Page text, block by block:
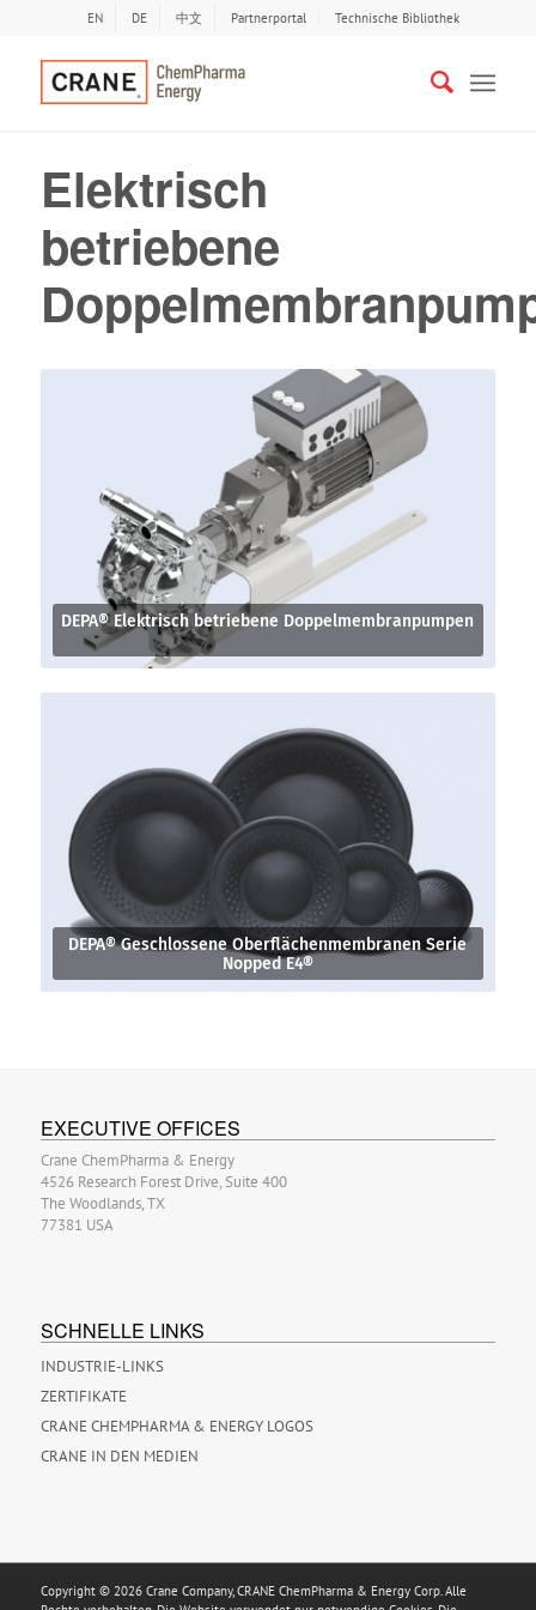
EN DE 中文 Partnerportal Technische Bibliothek
Elektrisch
betriebene
DEPA® Elektrisch betriebene Doppelmembranpumpen
DEPA® Geschlossene Oberflächenmembranen Serie
Nopped E4®
EXECUTIVE OFFICES
Crane ChemPharma & Energy
4526 Research Forest Drive, Suite 400
The Woodlands, TX
77381 USA
SCHNELLE LINKS
INDUSTRIE-LINKS
ZERTIFIKATE
CRANE CHEMPHARMA & ENERGY LOGOS
CRANE IN DEN MEDIEN
Copyright © 2026 Crane Company, CRANE ChemPharma & Energy Corp. Alle